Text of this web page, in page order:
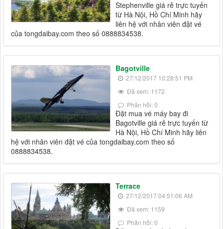
Stephenville giá rẻ trực tuyến
từ Hà Nội, Hồ Chí Minh hãy
liên hệ với nhân viên đặt vé
của tongdaibay.com theo số 0888834538.
Bagotville
27/12/2017 10:28:51 PM
Đã xem: 1172
Phản hồi: 0
Đặt mua vé máy bay đi
Bagotville giá rẻ trực tuyến từ
Hà Nội, Hồ Chí Minh hãy liên
hệ với nhân viên đặt vé của tongdaibay.com theo số
0888834538.
Terrace
27/12/2017 04:51:06 AM
Đã xem: 1159
Phản hồi: 0